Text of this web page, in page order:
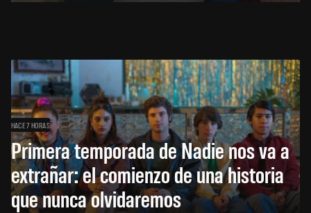
HACE 7 HORAS
Primera temporada de Nadie nos va a
extrañar: el comienzo de una historia
que nunca olvidaremos